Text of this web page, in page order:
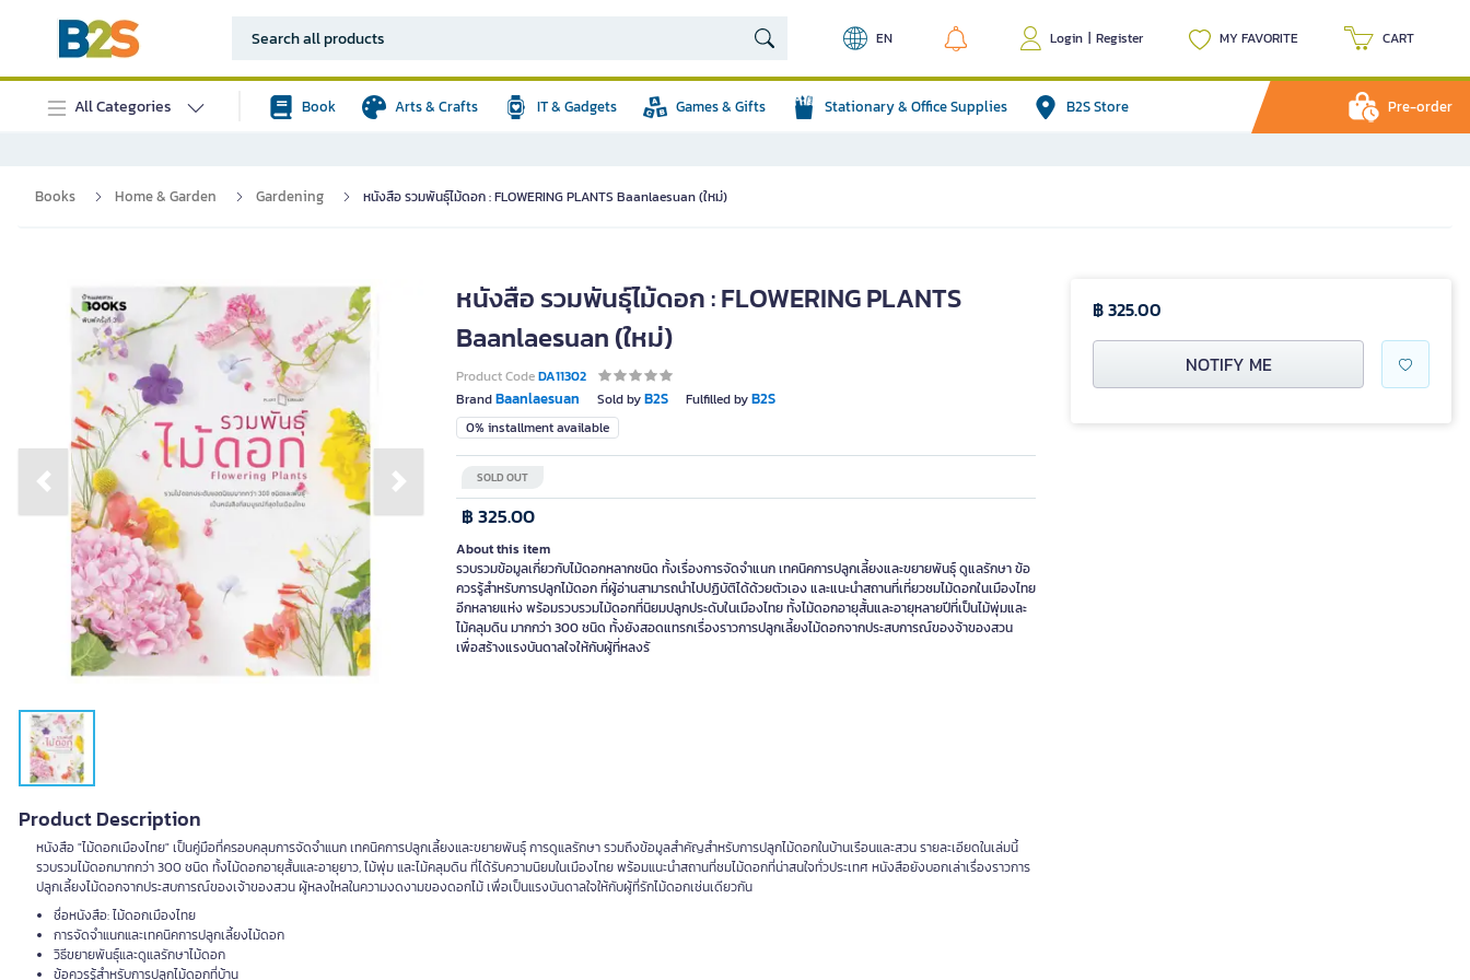
EN Login | Register MY FAVORITE CART
All Categories Book Arts & Crafts IT & Gadgets Games & Gifts Stationary & Office Supplies B2S Store Pre-order
Books Home & Garden Gardening หนังสือ รวมพันธุ์ไม้ดอก : FLOWERING PLANTS Baanlaesuan (ใหม่)
Previous slide Next slide
หนังสือ รวมพันธุ์ไม้ดอก : FLOWERING PLANTS
Baanlaesuan (ใหม่)
Product CodeDA11302
BrandBaanlaesuan Sold byB2S Fulfilled byB2S
0% installment available
SOLD OUT
฿ 325.00
About this item
รวบรวมข้อมูลเกี่ยวกับไม้ดอกหลากชนิด ทั้งเรื่องการจัดจำแนก เทคนิคการปลูกเลี้ยงและขยายพันธุ์ ดูแลรักษา ข้อ
ควรรู้สำหรับการปลูกไม้ดอก ที่ผู้อ่านสามารถนำไปปฏิบัติได้ด้วยตัวเอง และแนะนำสถานที่เที่ยวชมไม้ดอกในเมืองไทย
อีกหลายแห่ง พร้อมรวบรวมไม้ดอกที่นิยมปลูกประดับในเมืองไทย ทั้งไม้ดอกอายุสั้นและอายุหลายปีที่เป็นไม้พุ่มและ
ไม้คลุมดิน มากกว่า 300 ชนิด ทั้งยังสอดแทรกเรื่องราวการปลูกเลี้ยงไม้ดอกจากประสบการณ์ของจ้าของสวน
เพื่อสร้างแรงบันดาลใจให้กับผู้ที่หลงรั
Product Description
หนังสือ "ไม้ดอกเมืองไทย" เป็นคู่มือที่ครอบคลุมการจัดจำแนก เทคนิคการปลูกเลี้ยงและขยายพันธุ์ การดูแลรักษา รวมถึงข้อมูลสำคัญสำหรับการปลูกไม้ดอกในบ้านเรือนและสวน รายละเอียดในเล่มนี้
รวบรวมไม้ดอกมากกว่า 300 ชนิด ทั้งไม้ดอกอายุสั้นและอายุยาว, ไม้พุ่ม และไม้คลุมดิน ที่ได้รับความนิยมในเมืองไทย พร้อมแนะนำสถานที่ชมไม้ดอกที่น่าสนใจทั่วประเทศ หนังสือยังบอกเล่าเรื่องราวการ
ปลูกเลี้ยงไม้ดอกจากประสบการณ์ของเจ้าของสวน ผู้หลงใหลในความงดงามของดอกไม้ เพื่อเป็นแรงบันดาลใจให้กับผู้ที่รักไม้ดอกเช่นเดียวกัน
ชื่อหนังสือ: ไม้ดอกเมืองไทย
การจัดจำแนกและเทคนิคการปลูกเลี้ยงไม้ดอก
วิธีขยายพันธุ์และดูแลรักษาไม้ดอก
ข้อควรรู้สำหรับการปลูกไม้ดอกที่บ้าน
฿ 325.00
NOTIFY ME